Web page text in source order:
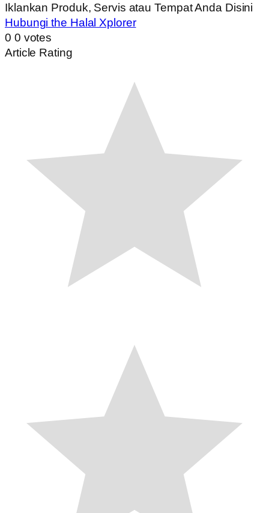
Iklankan Produk, Servis atau Tempat Anda Disini
Hubungi the Halal Xplorer
0 0 votes
Article Rating